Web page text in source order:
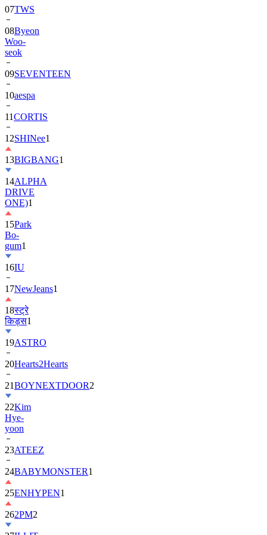
08Byeon
Woo-
seok
09SEVENTEEN
10aespa
11CORTIS
12SHINee1
13BIGBANG
14ALPHA
DRIVE
ONE)1
15Park
Bo-
gum1
16IU
17NewJeans
18स्ट्रे
किड्स
19ASTRO
20Hearts2Hearts
21BOYNEXTDOOR
22Kim
Hye-
yoon
23ATEEZ
24BABYMONSTER
25ENHYPEN1
262PM2
27ILLIT